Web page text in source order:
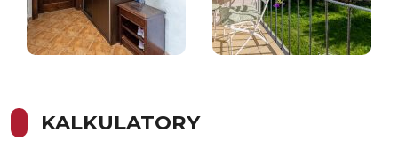
KALKULATORY